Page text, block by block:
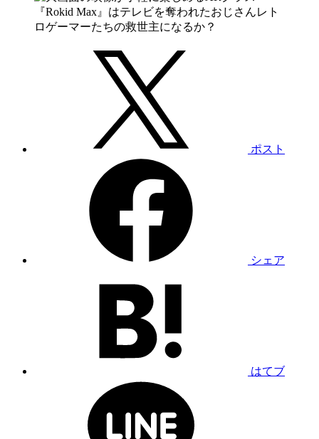
ポスト
シェア
はてブ